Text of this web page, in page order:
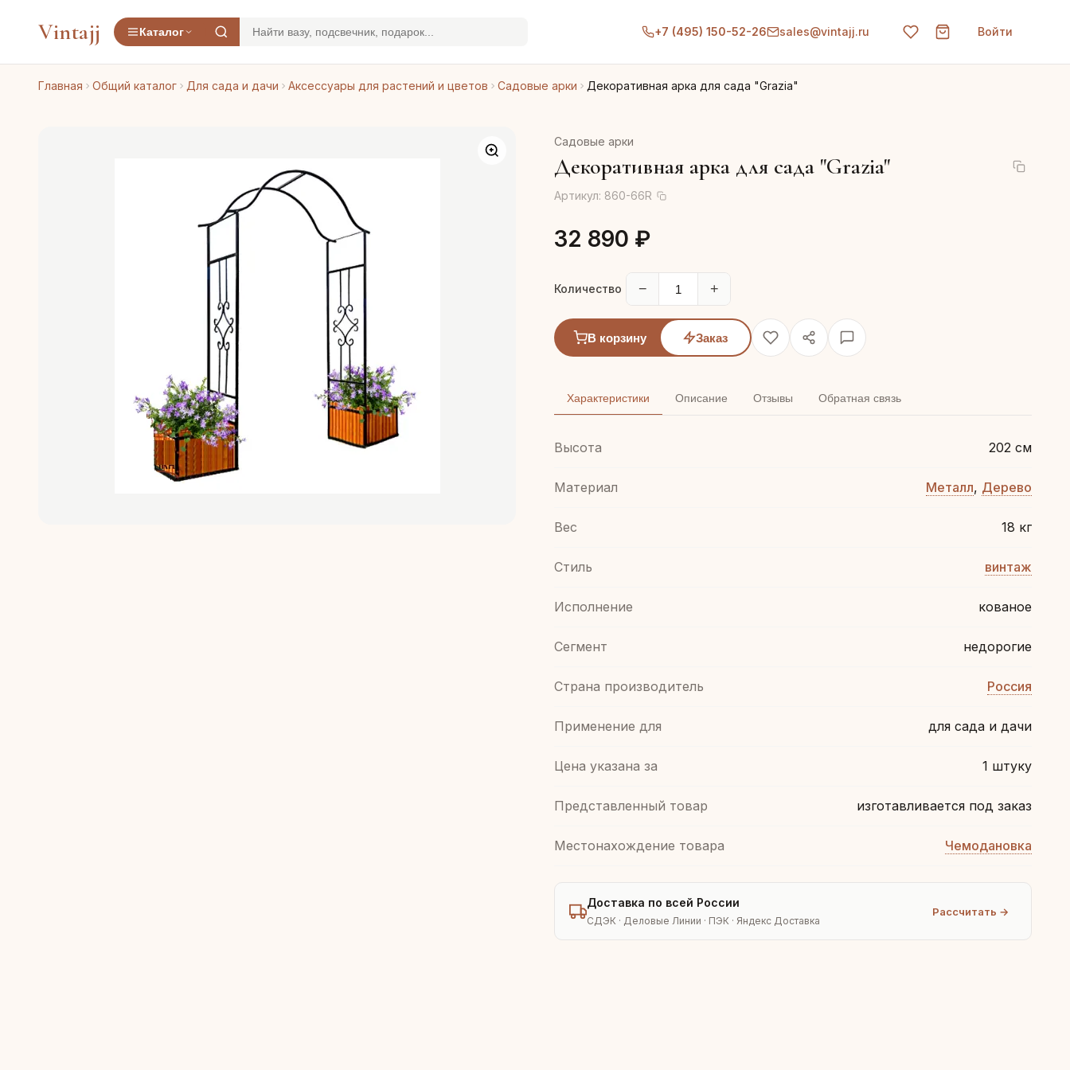
Vintajj Каталог +7 (495) 150-52-26 sales@vintajj.ru Войти
Главная Общий каталог Для сада и дачи Аксессуары для растений и цветов Садовые арки Декоративная арка для сада "Grazia"
Садовые арки
Декоративная арка для сада "Grazia"
Артикул: 860-66R
32 890 ₽
Количество − +
В корзину Заказ
Характеристики Описание Отзывы Обратная связь
Высота 202 см
Материал Металл, Дерево
Вес 18 кг
Стиль винтаж
Иcполнение кованое
Сегмент недорогие
Страна производитель Россия
Применение для для сада и дачи
Цена указана за 1 штуку
Представленный товар изготавливается под заказ
Местонахождение товара Чемодановка
Доставка по всей России
СДЭК · Деловые Линии · ПЭК · Яндекс Доставка
Рассчитать →